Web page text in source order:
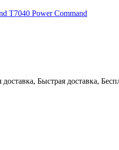
T7040 Power Command
доставка, Быстрая доставка,